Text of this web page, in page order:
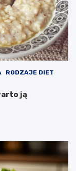
RODZAJE DIET
ją